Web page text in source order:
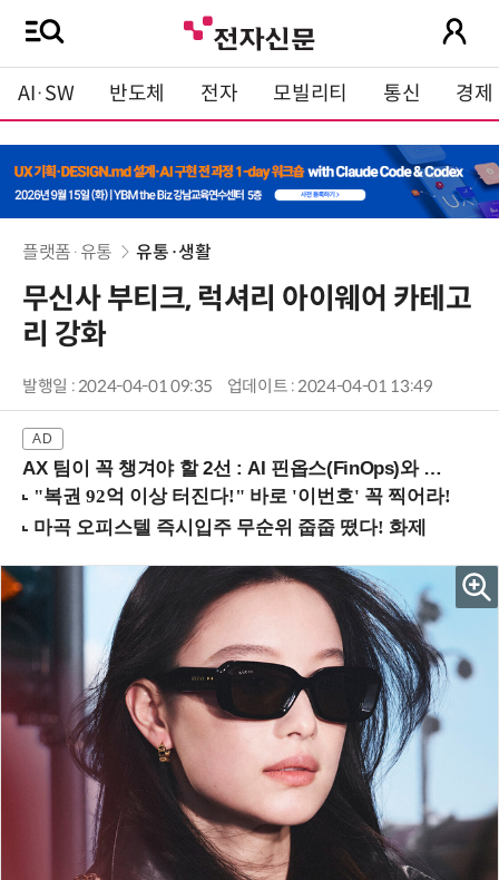
AI·SW 반도체 전자 모빌리티 통신 경제
플랫폼·유통 유통·생활
무신사 부티크, 럭셔리 아이웨어 카테고
리 강화
발행일 : 2024-04-01 09:35 업데이트 : 2024-04-01 13:49
AX 팀이 꼭 챙겨야 할 2선 : AI 핀옵스(FinOps)와 토큰 거버넌스 (8/21 잠실역)